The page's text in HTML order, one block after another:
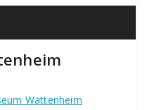
Wattenheim